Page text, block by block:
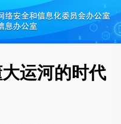
运河的时代